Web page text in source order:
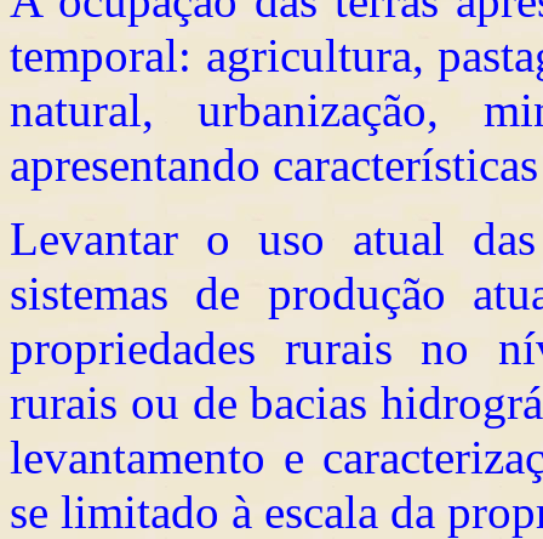
temporal: agricultura,
natural, urbanização,
apresentando
Levantar o uso atual
sistemas de produção
propriedades rurais no
rurais ou de bacias
levantamento e
se limitado à escala da